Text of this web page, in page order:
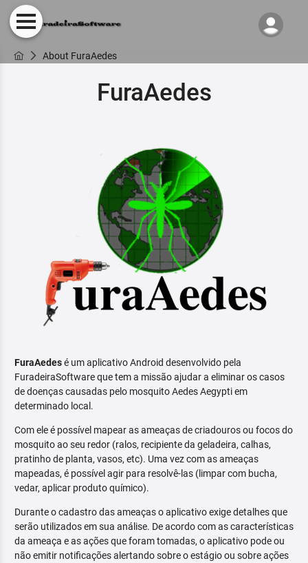
About FuraAedes
FuraAedes
FuraAedesé um aplicativo Android desenvolvido pela
FuradeiraSoftware que tem a missão ajudar a eliminar os casos
de doenças causadas pelo mosquito Aedes Aegypti em
determinado local.
Com ele é possível mapear as ameaças de criadouros ou focos do
mosquito ao seu redor (ralos, recipiente da geladeira, calhas,
pratinho de planta, vasos, etc). Uma vez com as ameaças
mapeadas, é possível agir para resolvê-las (limpar com bucha,
vedar, aplicar produto químico).
Durante o cadastro das ameaças o aplicativo exige detalhes que
serão utilizados em sua análise. De acordo com as características
da ameaça e as ações que foram tomadas, o aplicativo pode ou
não emitir notificações alertando sobre o estágio ou sobre ações